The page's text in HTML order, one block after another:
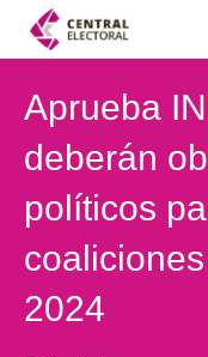
Aprueba
deberán
políticos
2024